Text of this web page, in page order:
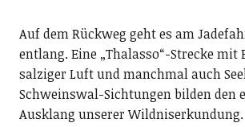
Auf dem Rückweg geht es am
entlang. Eine „Thalasso“-Strecke mit
salziger Luft und manchmal auch
Schweinswal-Sichtungen bilden den
Ausklang unserer Wildniserkundung.